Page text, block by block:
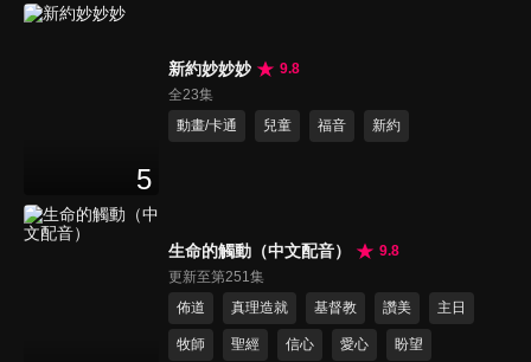
5
新約妙妙妙
9.8
全23集
動畫/卡通
兒童 福音 新約
生命的觸動（中文配音）
9.8
更新至第251集
佈道
真理造就 基督教 讚美 主日
牧師 聖經 信心 愛心 盼望